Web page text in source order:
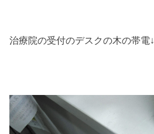
治療院の受付のデスクの木の帯電↓